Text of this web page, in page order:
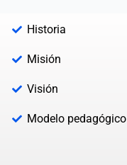
Historia
Misión
Visión
Modelo pedagógico